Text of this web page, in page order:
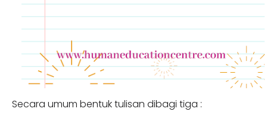
Secara umum bentuk tulisan dibagi tiga :